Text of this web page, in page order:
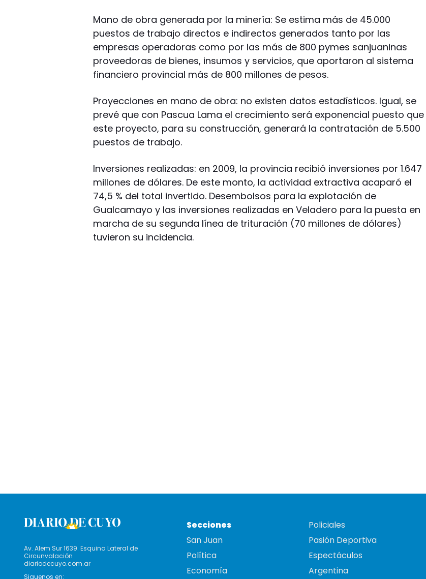
Mano de obra generada por la minería: Se estima más de 45.000
puestos de trabajo directos e indirectos generados tanto por las
empresas operadoras como por las más de 800 pymes sanjuaninas
proveedoras de bienes, insumos y servicios, que aportaron al sistema
financiero provincial más de 800 millones de pesos.
Proyecciones en mano de obra: no existen datos estadísticos. Igual, se
prevé que con Pascua Lama el crecimiento será exponencial puesto que
este proyecto, para su construcción, generará la contratación de 5.500
puestos de trabajo.
Inversiones realizadas: en 2009, la provincia recibió inversiones por 1.647
millones de dólares. De este monto, la actividad extractiva acaparó el
74,5 % del total invertido. Desembolsos para la explotación de
Gualcamayo y las inversiones realizadas en Veladero para la puesta en
marcha de su segunda línea de trituración (70 millones de dólares)
tuvieron su incidencia.
Av. Alem Sur 1639. Esquina Lateral de
Circunvalación
diariodecuyo.com.ar
Siguenos en:
Secciones
San Juan
Política
Economía
Policiales
Pasión Deportiva
Espectáculos
Argentina